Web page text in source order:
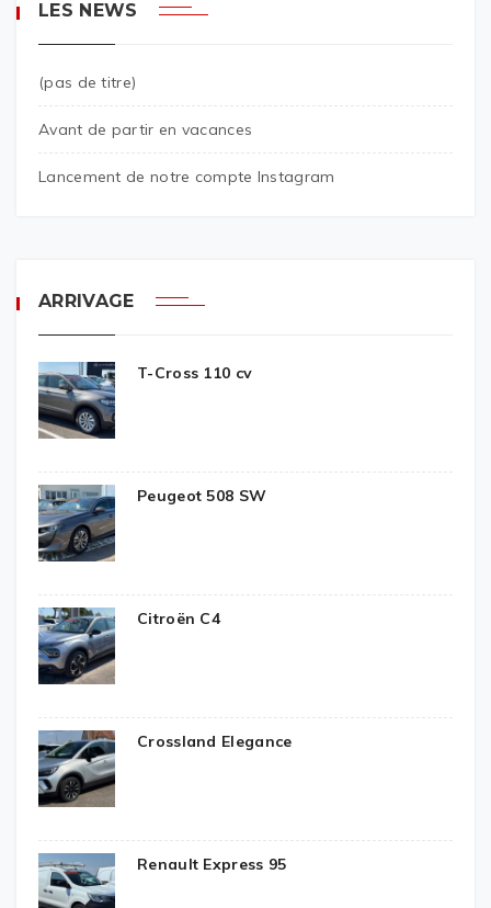
LES NEWS
(pas de titre)
Avant de partir en vacances
Lancement de notre compte Instagram
ARRIVAGE
T-Cross 110 cv
Peugeot 508 SW
Citroën C4
Crossland Elegance
Renault Express 95